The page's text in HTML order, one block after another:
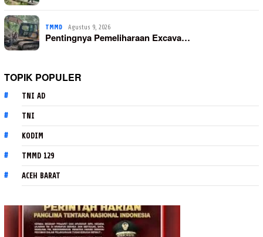
TMMD Agustus 9, 2026
Pentingnya Pemeliharaan Excava…
TOPIK POPULER
TNI AD
TNI
KODIM
TMMD 129
ACEH BARAT